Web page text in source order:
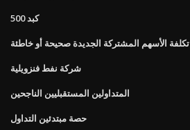
500 كبد
تكلفة الأسهم المشتركة الجديدة صحيحة أو خاطئة
شركة نفط فنزويلية
المتداولين المستقبليين الناجحين
حصة مبتدئين التداول